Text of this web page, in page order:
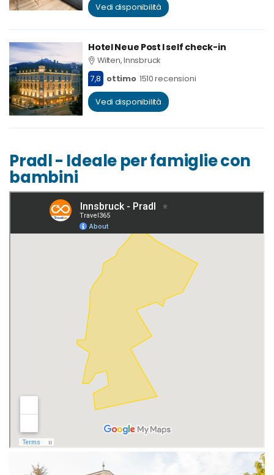
Vedi disponibilità
Hotel Neue Post I self check-in
Wilten, Innsbruck
7,8
ottimo 1510 recensioni
Vedi disponibilità
Pradl - Ideale per famiglie con
bambini